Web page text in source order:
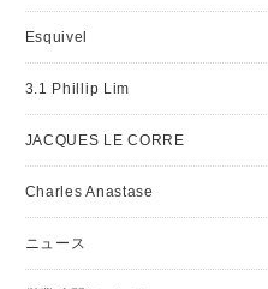
Esquivel
3.1 Phillip Lim
JACQUES LE CORRE
Charles Anastase
ニュース